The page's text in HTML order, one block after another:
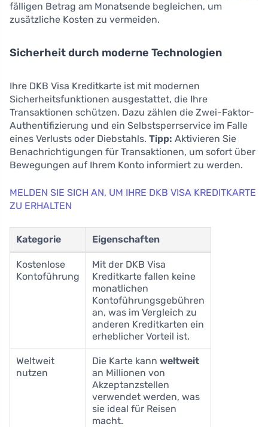
fälligen Betrag am Monatsende begleichen, um
zusätzliche Kosten zu vermeiden.
Sicherheit durch moderne Technologien
Ihre DKB Visa Kreditkarte ist mit modernen
Sicherheitsfunktionen ausgestattet, die Ihre
Transaktionen schützen. Dazu zählen die Zwei-Faktor-
Authentifizierung und ein Selbstsperrservice im Falle
eines Verlusts oder Diebstahls. Tipp: Aktivieren Sie
Benachrichtigungen für Transaktionen, um sofort über
Bewegungen auf Ihrem Konto informiert zu werden.
MELDEN SIE SICH AN, UM IHRE DKB VISA KREDITKARTE
ZU ERHALTEN
Kategorie Eigenschaften
Kostenlose
Kontoführung
Mit der DKB Visa
Kreditkarte fallen keine
monatlichen
Kontoführungsgebühren
an, was im Vergleich zu
anderen Kreditkarten ein
erheblicher Vorteil ist.
Weltweit
nutzen
Die Karte kann weltweit
an Millionen von
Akzeptanzstellen
verwendet werden, was
sie ideal für Reisen
macht.